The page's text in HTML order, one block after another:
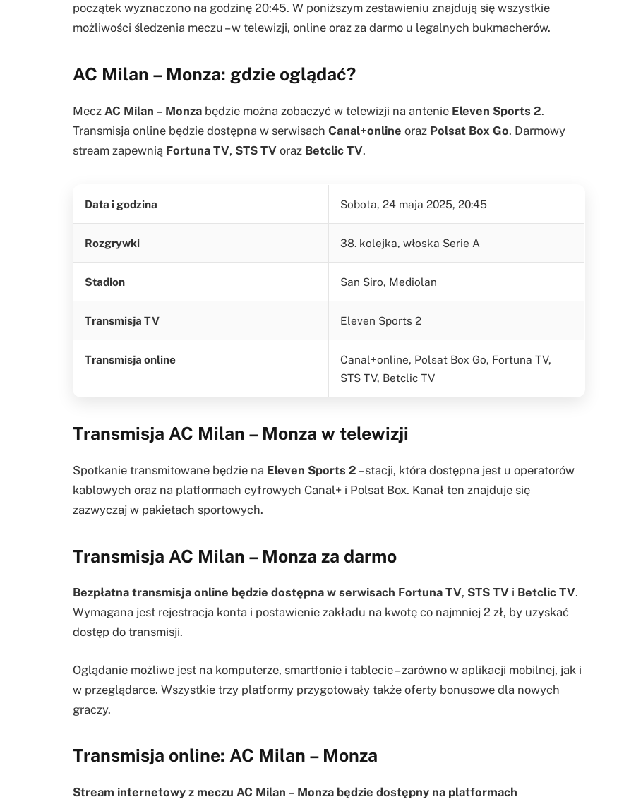
początek wyznaczono na godzinę 20:45. W poniższym zestawieniu znajdują się wszystkie
możliwości śledzenia meczu – w telewizji, online oraz za darmo u legalnych bukmacherów.
AC Milan – Monza: gdzie oglądać?
Mecz AC Milan – Monza będzie można zobaczyć w telewizji na antenie Eleven Sports 2.
Transmisja online będzie dostępna w serwisach Canal+online oraz Polsat Box Go. Darmowy
stream zapewnią Fortuna TV, STS TV oraz Betclic TV.
Data i godzina Sobota, 24 maja 2025, 20:45
Rozgrywki 38. kolejka, włoska Serie A
Stadion San Siro, Mediolan
Transmisja TV Eleven Sports 2
Transmisja online
Canal+online, Polsat Box Go, Fortuna TV,
STS TV, Betclic TV
Transmisja AC Milan – Monza w telewizji
Spotkanie transmitowane będzie na Eleven Sports 2 – stacji, która dostępna jest u operatorów
kablowych oraz na platformach cyfrowych Canal+ i Polsat Box. Kanał ten znajduje się
zazwyczaj w pakietach sportowych.
Transmisja AC Milan – Monza za darmo
Bezpłatna transmisja online będzie dostępna w serwisach Fortuna TV, STS TV i Betclic TV.
Wymagana jest rejestracja konta i postawienie zakładu na kwotę co najmniej 2 zł, by uzyskać
dostęp do transmisji.
Oglądanie możliwe jest na komputerze, smartfonie i tablecie – zarówno w aplikacji mobilnej, jak i
w przeglądarce. Wszystkie trzy platformy przygotowały także oferty bonusowe dla nowych
graczy.
Transmisja online: AC Milan – Monza
Stream internetowy z meczu AC Milan – Monza będzie dostępny na platformach